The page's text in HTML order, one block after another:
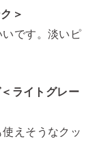
＞
です。淡いピ
ライトグレー
えそうなクッ